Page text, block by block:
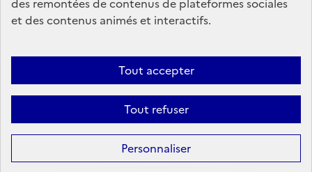
des remontées de contenus de plateformes sociales
et des contenus animés et interactifs.
Tout accepter
Tout refuser
Personnaliser
Mentions légales Accessibilité : partiellement conforme
Politique
d’utilisation des témoins de connexion (cookies)
Plan du site
Sauf mention contraire, tous les contenus de ce site sont sous